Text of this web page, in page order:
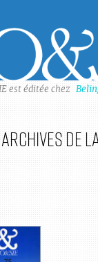
est éditée chez
archives de